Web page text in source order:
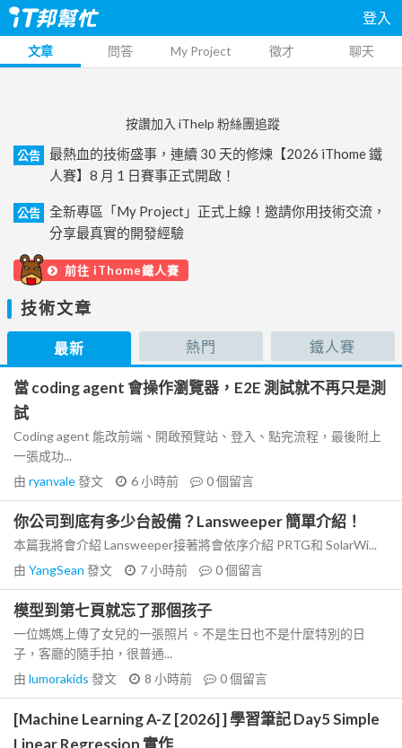
登入
文章 問答 My Project 徵才 聊天
按讚加入 iThelp 粉絲團追蹤
公告
最熱血的技術盛事，連續 30 天的修煉【2026 iThome 鐵
人賽】8 月 1 日賽事正式開啟！
公告
全新專區「My Project」正式上線！邀請你用技術交流，
分享最真實的開發經驗
前往 iThome鐵人賽
技術文章
最新 熱門 鐵人賽
當 coding agent 會操作瀏覽器，E2E 測試就不再只是測
試
Coding agent 能改前端、開啟預覽站、登入、點完流程，最後附上
一張成功...
由 ryanvale發文 6 小時前 0個留言
你公司到底有多少台設備？Lansweeper 簡單介紹！
本篇我將會介紹 Lansweeper接著將會依序介紹 PRTG和 SolarWi...
由 YangSean 發文 7 小時前 0個留言
模型到第七頁就忘了那個孩子
一位媽媽上傳了女兒的一張照片。不是生日也不是什麼特別的日
子，客廳的隨手拍，很普通...
由 lumorakids 發文 8 小時前 0個留言
[Machine Learning A-Z [2026] ] 學習筆記 Day5 Simple
Linear Regression 實作